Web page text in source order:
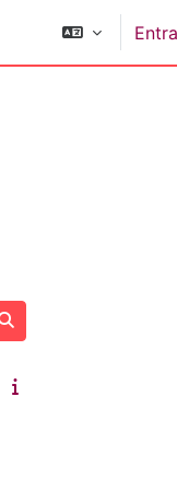
Pesquisar disciplinas